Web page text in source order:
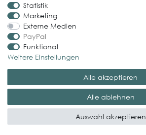
ElastoGround EPDM Streifen
Multi-Fix Solarhalter
Service
Gewerbekunde werden
Versand & Zahlungsbedingungen
Probleme bei der Bestellung?
Statistik
Marketing
Externe Medien
PayPal
Funktional
Weitere Einstellungen
Alle akzeptieren
Alle ablehnen
Auswahl akzeptieren